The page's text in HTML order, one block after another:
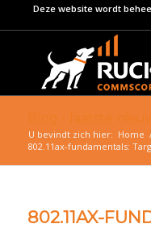
Deze website wordt
U bevindt zich hier: Home
802.11ax-fundamentals:
802.11AX-